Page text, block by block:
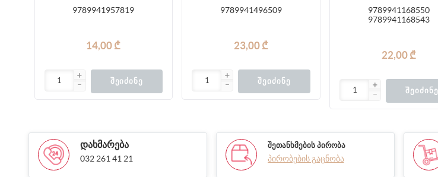
9789941957819
14,00 ₾
ᲨᲔᲘᲫᲘᲜᲔ
9789941496509
23,00 ₾
ᲨᲔᲘᲫᲘᲜᲔ
9789941168550
9789941168543
22,00 ₾
ᲨᲔᲘᲫᲘᲜᲔ
ᲓᲐᲮᲛᲐᲠᲔᲑᲐ
032 261 41 21
ᲨᲔᲗᲐᲜᲮᲛᲔᲑᲘᲡ ᲞᲘᲠᲝᲑᲐ
პირობების გაცნობა